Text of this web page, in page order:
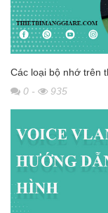
Các loại bộ nhớ trên
0 - 935